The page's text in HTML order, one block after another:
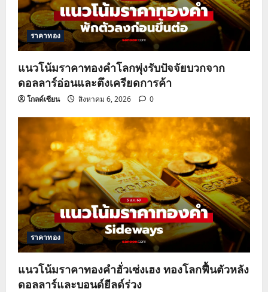
ราคาทอง
แนวโน้มราคาทองคำโลกพุ่งรับปัจจัยบวกจาก
ดอลลาร์อ่อนและตึงเครียดการค้า
โกลด์เซียน สิงหาคม 6, 2026 0
ราคาทอง
แนวโน้มราคาทองคำฮั่วเซ่งเฮง ทองโลกฟื้นตัวหลัง
ดอลลาร์และบอนด์ยีลด์ร่วง